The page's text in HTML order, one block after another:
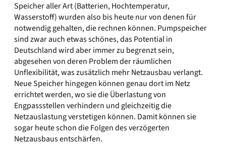
Speicher aller Art (Batterien, Hochtemperatur,
Wasserstoff) wurden also bis heute nur von denen für
notwendig gehalten, die rechnen können. Pumpspeicher
sind zwar auch etwas schönes, das Potential in
Deutschland wird aber immer zu begrenzt sein,
abgesehen von deren Problem der räumlichen
Unflexibilität, was zusätzlich mehr Netzausbau verlangt.
Neue Speicher hingegen können genau dort im Netz
errichtet werden, wo sie die Überlastung von
Engpassstellen verhindern und gleichzeitig die
Netzauslastung verstetigen können. Damit können sie
sogar heute schon die Folgen des verzögerten
Netzausbaus entschärfen.